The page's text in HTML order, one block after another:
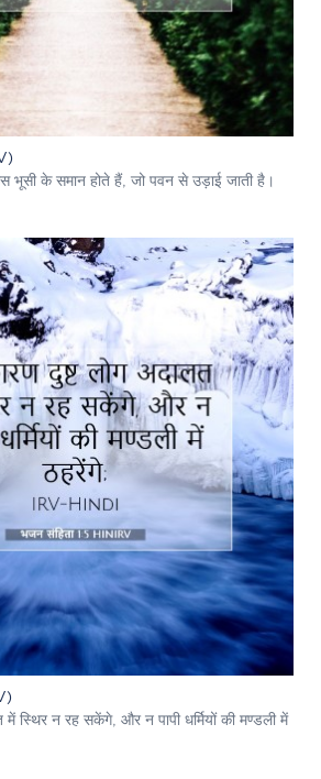
भूसी के समान होते हैं, जो पवन से उड़ाई जाती है।
स्थिर न रह सकेंगे, और न पापी धर्मियों की मण्डली में